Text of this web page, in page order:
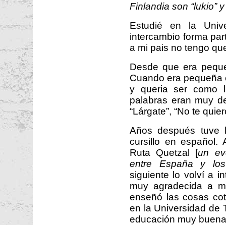
Finlandia son “lukio”
Estudié en la
intercambio forma
a mi pais no tengo
Desde que era
Cuando era
y queria ser como
palabras eran muy
“Lárgate”, “No te
Años después tuve
cursillo en español.
Ruta Quetzal [un
entre España y
siguiente lo volví a
muy agradecida a
enseñó las cosas
en la Universidad de
educación muy